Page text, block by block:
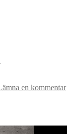
en kommentar